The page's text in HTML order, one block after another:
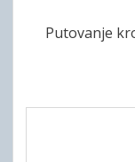
Putovanje